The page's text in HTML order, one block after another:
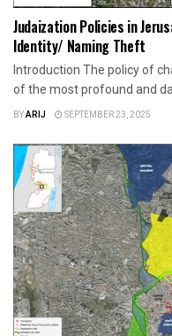
Judaization Policies in
Identity/ Naming Theft
Introduction The policy of
of the most profound and
BYARIJ SEPTEMBER 23, 2025